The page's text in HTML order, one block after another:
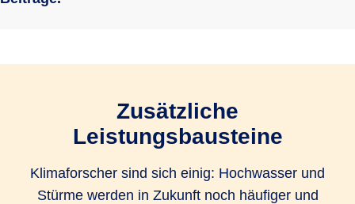
Zusätzliche
Leistungsbausteine
Klimaforscher sind sich einig: Hochwasser und
Stürme werden in Zukunft noch häufiger und